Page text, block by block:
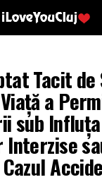
Tacit de
a
sub Influța